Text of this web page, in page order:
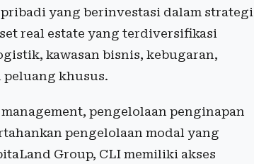
yang berinvestasi dalam strategi
real estate yang terdiversifikasi
kawasan bisnis, kebugaran,
khusus.
pengelolaan penginapan
pengelolaan modal yang
Group, CLI memiliki akses